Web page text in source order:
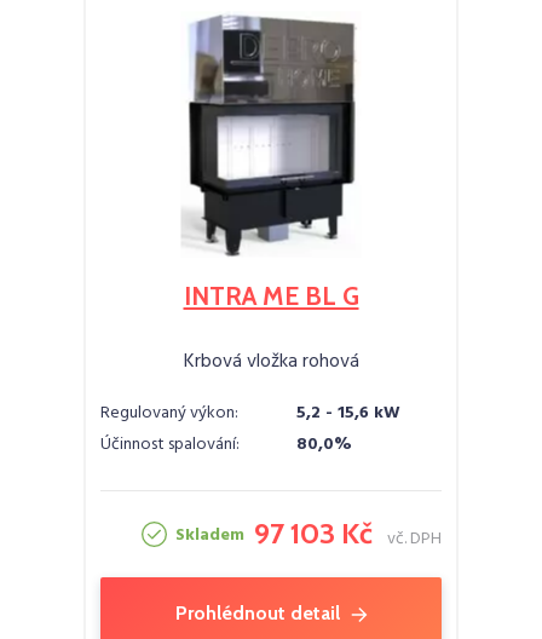
INTRA ME BL G
Krbová vložka rohová
Regulovaný výkon:
5,2 - 15,6 kW
Účinnost spalování:
80,0%
Skladem 97 103 Kč vč. DPH
Prohlédnout detail